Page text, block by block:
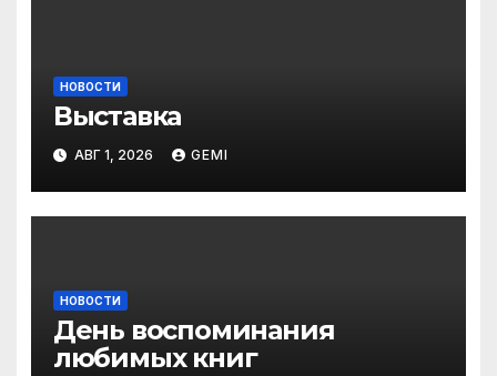
НОВОСТИ
Выставка
АВГ 1, 2026 GEMI
НОВОСТИ
День воспоминания
любимых книг